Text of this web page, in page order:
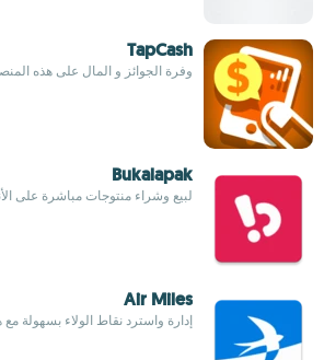
TapCash
وفرة الجوائز و المال على هذه
Bukalapak
لبيع وشراء منتوجات مباشرة على
Air Miles
إدارة واسترد نقاط الولاء بسهولة